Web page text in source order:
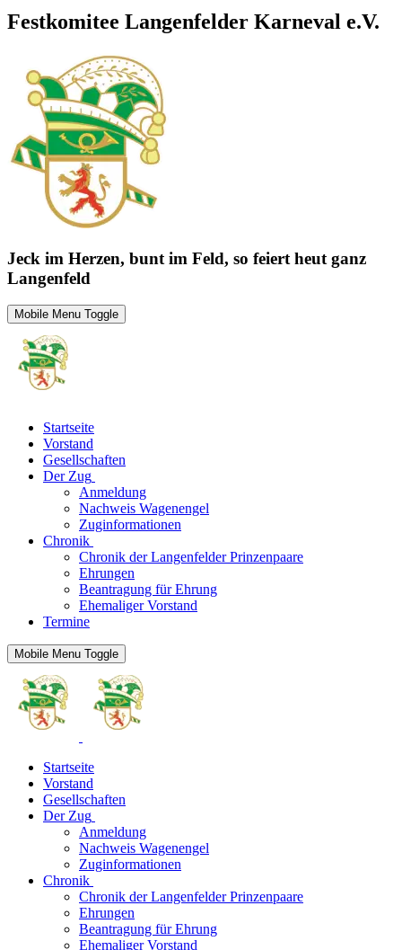
Festkomitee Langenfelder Karneval e.V.
Jeck im Herzen, bunt im Feld, so feiert heut ganz
Langenfeld
Mobile Menu Toggle
Startseite
Vorstand
Gesellschaften
Der Zug
Anmeldung
Nachweis Wagenengel
Zuginformationen
Chronik
Chronik der Langenfelder Prinzenpaare
Ehrungen
Beantragung für Ehrung
Ehemaliger Vorstand
Termine
Mobile Menu Toggle
Startseite
Vorstand
Gesellschaften
Der Zug
Anmeldung
Nachweis Wagenengel
Zuginformationen
Chronik
Chronik der Langenfelder Prinzenpaare
Ehrungen
Beantragung für Ehrung
Ehemaliger Vorstand